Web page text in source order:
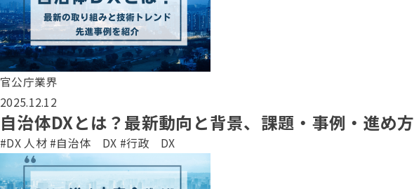
官公庁業界
2025.12.12
自治体DXとは？最新動向と背景、課題・事例・進め方
#DX 人材 #自治体 DX #行政 DX